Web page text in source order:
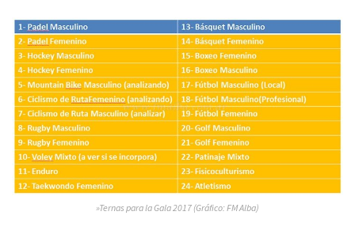
»Ternas para la Gala 2017 (Gráfico: FM Alba)